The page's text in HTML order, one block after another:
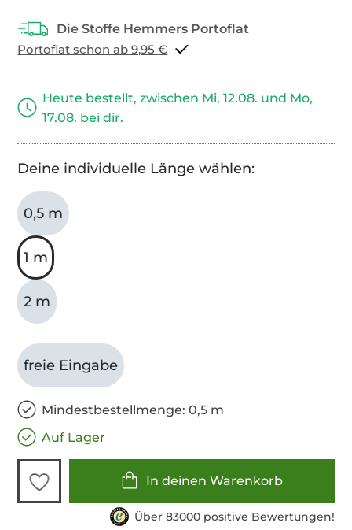
Portoflat schon ab 9,95 €
Heute bestellt, zwischen Mi, 12.08. und Mo,
17.08. bei dir.
Deine individuelle Länge wählen:
0,5 m
1 m
2 m
freie Eingabe
Mindestbestellmenge: 0,5 m
Auf Lager
In deinen Warenkorb
Über 83000 positive Bewertungen!